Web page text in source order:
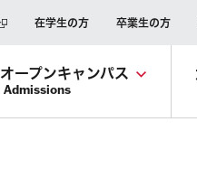
在学生の方 卒業生の方
オープンキャンパス
Admissions